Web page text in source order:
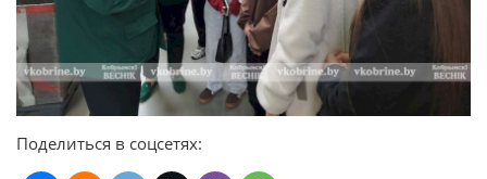
Поделиться в соцсетях: